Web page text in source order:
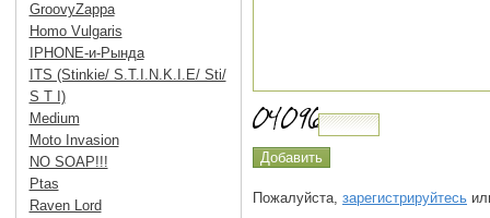
Пожалуйста, зарегистрируйтесь
GroovyZappa
Homo Vulgaris
IPHONE-и-Рында
ITS (Stinkie/ S.T.I.N.K.I.E/ Sti/
S T I)
Medium
Moto Invasion
NO SOAP!!!
Ptas
Raven Lord